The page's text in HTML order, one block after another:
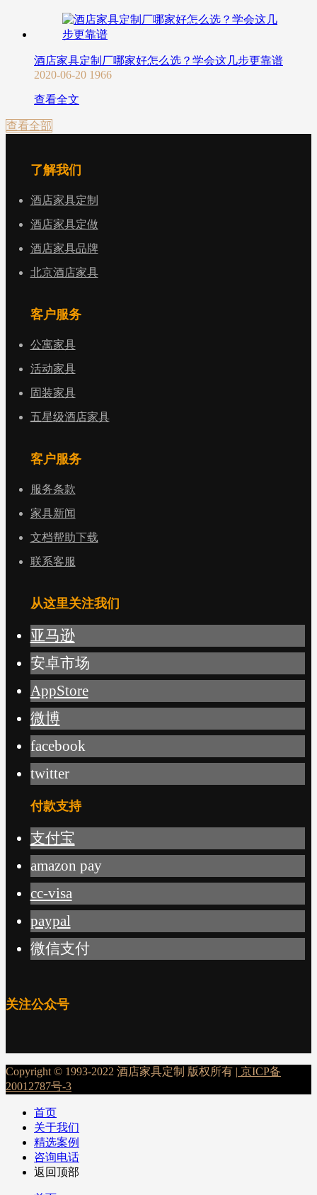
酒店家具定制厂哪家好怎么选？学会这几步更靠谱
2020-06-20 1966
查看全文
查看全部
了解我们
酒店家具定制
酒店家具定做
酒店家具品牌
北京酒店家具
客户服务
公寓家具
活动家具
固装家具
五星级酒店家具
客户服务
服务条款
家具新闻
文档帮助下载
联系客服
从这里关注我们
亚马逊
安卓市场
AppStore
微博
facebook
twitter
付款支持
支付宝
amazon pay
cc-visa
paypal
微信支付
关注公众号
Copyright © 1993-2022 酒店家具定制 版权所有 | 京ICP备
20012787号-3
首页
关于我们
精选案例
咨询电话
返回顶部